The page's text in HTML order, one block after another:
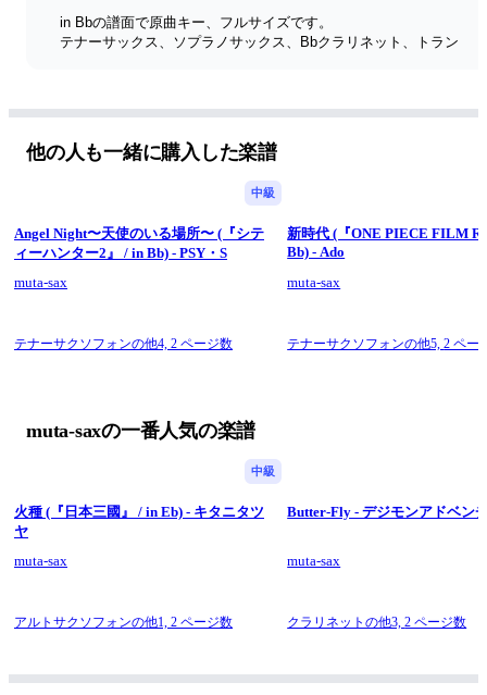
in Bbの譜面で原曲キー、フルサイズです。
テナーサックス、ソプラノサックス、Bbクラリネット、トラン
す。
全楽譜リスト
他の人も一緒に購入した楽譜
中級
Angel Night〜天使のいる場所〜 (『シテ
ィーハンター2』 / in Bb) - PSY・S
muta-sax
テナーサクソフォンの他4, 2 ページ数
新時代 (『ONE PIECE FILM
Bb) - Ado
muta-sax
テナーサクソフォンの他5,2 ペー
muta-saxの一番人気の楽譜
中級
火種 (『日本三國』 / in Eb) - キタニタツ
ヤ
muta-sax
アルトサクソフォンの他1, 2 ページ数
Butter-Fly - デジモンアドベン
muta-sax
クラリネットの他3,2 ページ数